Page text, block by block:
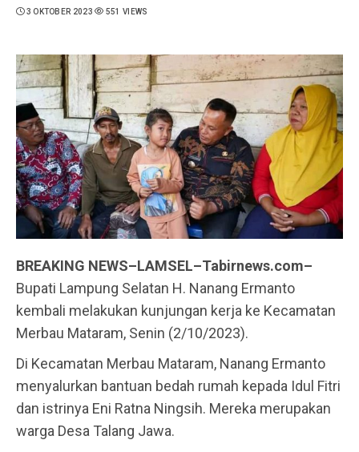
3 OKTOBER 2023 551 VIEWS
BREAKING NEWS–LAMSEL–Tabirnews.com–
Bupati Lampung Selatan H. Nanang Ermanto
kembali melakukan kunjungan kerja ke Kecamatan
Merbau Mataram, Senin (2/10/2023).
Di Kecamatan Merbau Mataram, Nanang Ermanto
menyalurkan bantuan bedah rumah kepada Idul Fitri
dan istrinya Eni Ratna Ningsih. Mereka merupakan
warga Desa Talang Jawa.